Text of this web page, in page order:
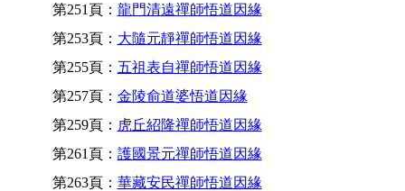
第251頁： 龍門清遠禪師悟道因緣
第253頁： 大隨元靜禪師悟道因緣
第255頁： 五祖表自禪師悟道因緣
第257頁： 金陵俞道婆悟道因緣
第259頁： 虎丘紹隆禪師悟道因緣
第261頁： 護國景元禪師悟道因緣
第263頁： 華藏安民禪師悟道因緣